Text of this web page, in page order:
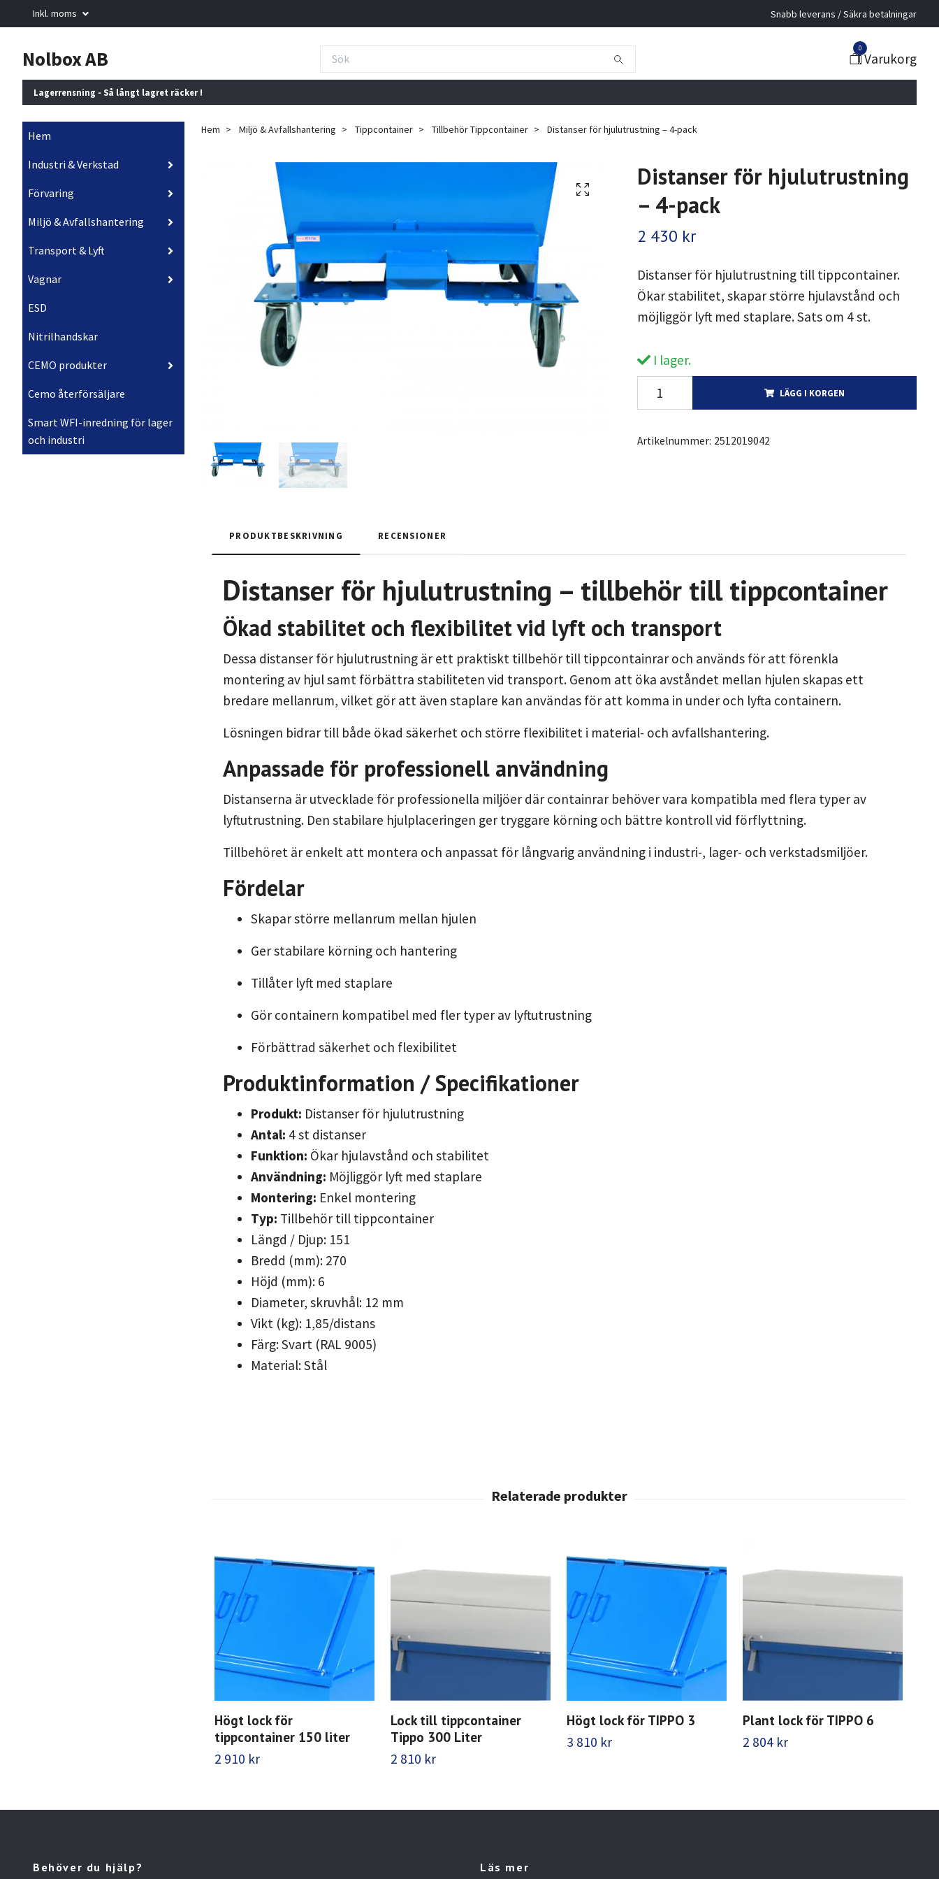
Inkl. moms Snabb leverans / Säkra betalningar
Nolbox AB 0
Varukorg
Lagerrensning - Så långt lagret räcker !
Hem
Industri & Verkstad
Förvaring
Miljö & Avfallshantering
Transport & Lyft
Vagnar
ESD
Nitrilhandskar
CEMO produkter
Cemo återförsäljare
Smart WFI-inredning för lager
och industri
Hem Miljö & Avfallshantering Tippcontainer Tillbehör Tippcontainer Distanser för hjulutrustning – 4-pack
Distanser för hjulutrustning
– 4-pack
2 430 kr
Distanser för hjulutrustning till tippcontainer.
Ökar stabilitet, skapar större hjulavstånd och
möjliggör lyft med staplare. Sats om 4 st.
I lager.
LÄGG I KORGEN
Artikelnummer: 2512019042
PRODUKTBESKRIVNING RECENSIONER
Distanser för hjulutrustning – tillbehör till tippcontainer
Ökad stabilitet och flexibilitet vid lyft och transport
Dessa distanser för hjulutrustning är ett praktiskt tillbehör till tippcontainrar och används för att förenkla
montering av hjul samt förbättra stabiliteten vid transport. Genom att öka avståndet mellan hjulen skapas ett
bredare mellanrum, vilket gör att även staplare kan användas för att komma in under och lyfta containern.
Lösningen bidrar till både ökad säkerhet och större flexibilitet i material- och avfallshantering.
Anpassade för professionell användning
Distanserna är utvecklade för professionella miljöer där containrar behöver vara kompatibla med flera typer av
lyftutrustning. Den stabilare hjulplaceringen ger tryggare körning och bättre kontroll vid förflyttning.
Tillbehöret är enkelt att montera och anpassat för långvarig användning i industri-, lager- och verkstadsmiljöer.
Fördelar
Skapar större mellanrum mellan hjulen
Ger stabilare körning och hantering
Tillåter lyft med staplare
Gör containern kompatibel med fler typer av lyftutrustning
Förbättrad säkerhet och flexibilitet
Produktinformation / Specifikationer
Produkt: Distanser för hjulutrustning
Antal: 4 st distanser
Funktion: Ökar hjulavstånd och stabilitet
Användning: Möjliggör lyft med staplare
Montering: Enkel montering
Typ: Tillbehör till tippcontainer
Längd / Djup: 151
Bredd (mm): 270
Höjd (mm): 6
Diameter, skruvhål: 12 mm
Vikt (kg): 1,85/distans
Färg: Svart (RAL 9005)
Material: Stål
Högt lock för
tippcontainer 150 liter
2 910 kr
Lock till tippcontainer
Tippo 300 Liter
2 810 kr
Högt lock för TIPPO 3
3 810 kr
Plant lock för TIPPO 6
2 804 kr
Behöver du hjälp? Läs mer